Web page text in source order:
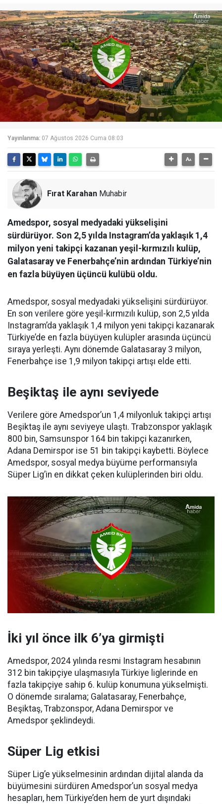
Yayınlanma: 07 Ağustos 2026 Cuma 08:03
Fırat Karahan Muhabir
Amedspor, sosyal medyadaki yükselişini
sürdürüyor. Son 2,5 yılda Instagram’da yaklaşık 1,4
milyon yeni takipçi kazanan yeşil-kırmızılı kulüp,
Galatasaray ve Fenerbahçe’nin ardından Türkiye’nin
en fazla büyüyen üçüncü kulübü oldu.
Amedspor, sosyal medyadaki yükselişini sürdürüyor.
En son verilere göre yeşil-kırmızılı kulüp, son 2,5 yılda
Instagram’da yaklaşık 1,4 milyon yeni takipçi kazanarak
Türkiye’de en fazla büyüyen kulüpler arasında üçüncü
sıraya yerleşti. Aynı dönemde Galatasaray 3 milyon,
Fenerbahçe ise 1,9 milyon takipçi artışı elde etti.
Beşiktaş ile aynı seviyede
Verilere göre Amedspor’un 1,4 milyonluk takipçi artışı
Beşiktaş ile aynı seviyeye ulaştı. Trabzonspor yaklaşık
800 bin, Samsunspor 164 bin takipçi kazanırken,
Adana Demirspor ise 51 bin takipçi kaybetti. Böylece
Amedspor, sosyal medya büyüme performansıyla
Süper Lig’in en dikkat çeken kulüplerinden biri oldu.
İki yıl önce ilk 6’ya girmişti
Amedspor, 2024 yılında resmi Instagram hesabının
312 bin takipçiye ulaşmasıyla Türkiye liglerinde en
fazla takipçiye sahip 6. kulüp konumuna yükselmişti.
O dönemde sıralama; Galatasaray, Fenerbahçe,
Beşiktaş, Trabzonspor, Adana Demirspor ve
Amedspor şeklindeydi.
Süper Lig etkisi
Süper Lig’e yükselmesinin ardından dijital alanda da
büyümesini sürdüren Amedspor’un sosyal medya
hesapları, hem Türkiye’den hem de yurt dışındaki